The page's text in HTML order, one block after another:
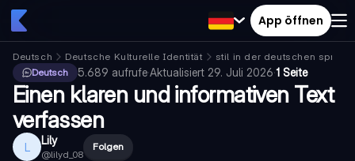
App öffnen
Deutsch Deutsche Kulturelle Identität
stil in der deutschen
Deutsch
5.689 aufrufe·Aktualisiert 29. Juli 2026·1 Seite
Einen klaren und informativen Text
verfassen
L Lily
@lilyd_08
Folgen